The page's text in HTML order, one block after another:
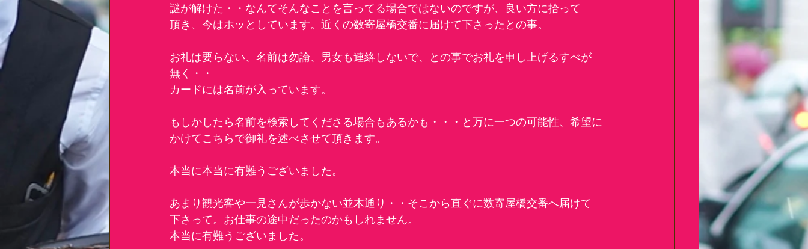
謎が解けた・・なんてそんなことを言ってる場合ではないのですが、良い方に拾って
頂き、今はホッとしています。近くの数寄屋橋交番に届けて下さったとの事。
お礼は要らない、名前は勿論、男女も連絡しないで、との事でお礼を申し上げるすべが
無く・・
カードには名前が入っています。
もしかしたら名前を検索してくださる場合もあるかも・・・と万に一つの可能性、希望に
かけてこちらで御礼を述べさせて頂きます。
本当に本当に有難うございました。
あまり観光客や一見さんが歩かない並木通り・・そこから直ぐに数寄屋橋交番へ届けて
下さって。お仕事の途中だったのかもしれません。
本当に有難うございました。